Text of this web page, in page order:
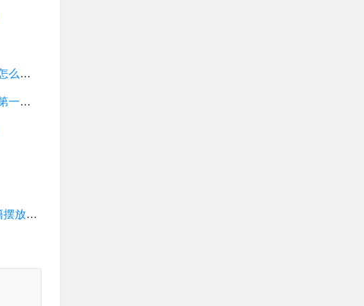
迷失岛攻略红色箱子（迷失岛攻略红色箱子怎么打开）
密室逃脱疯人院攻略（密室逃脱疯人院攻略第一章）
越狱亡命逃亡2过关攻略（越狱亡命逃亡书籍摆放顺序）